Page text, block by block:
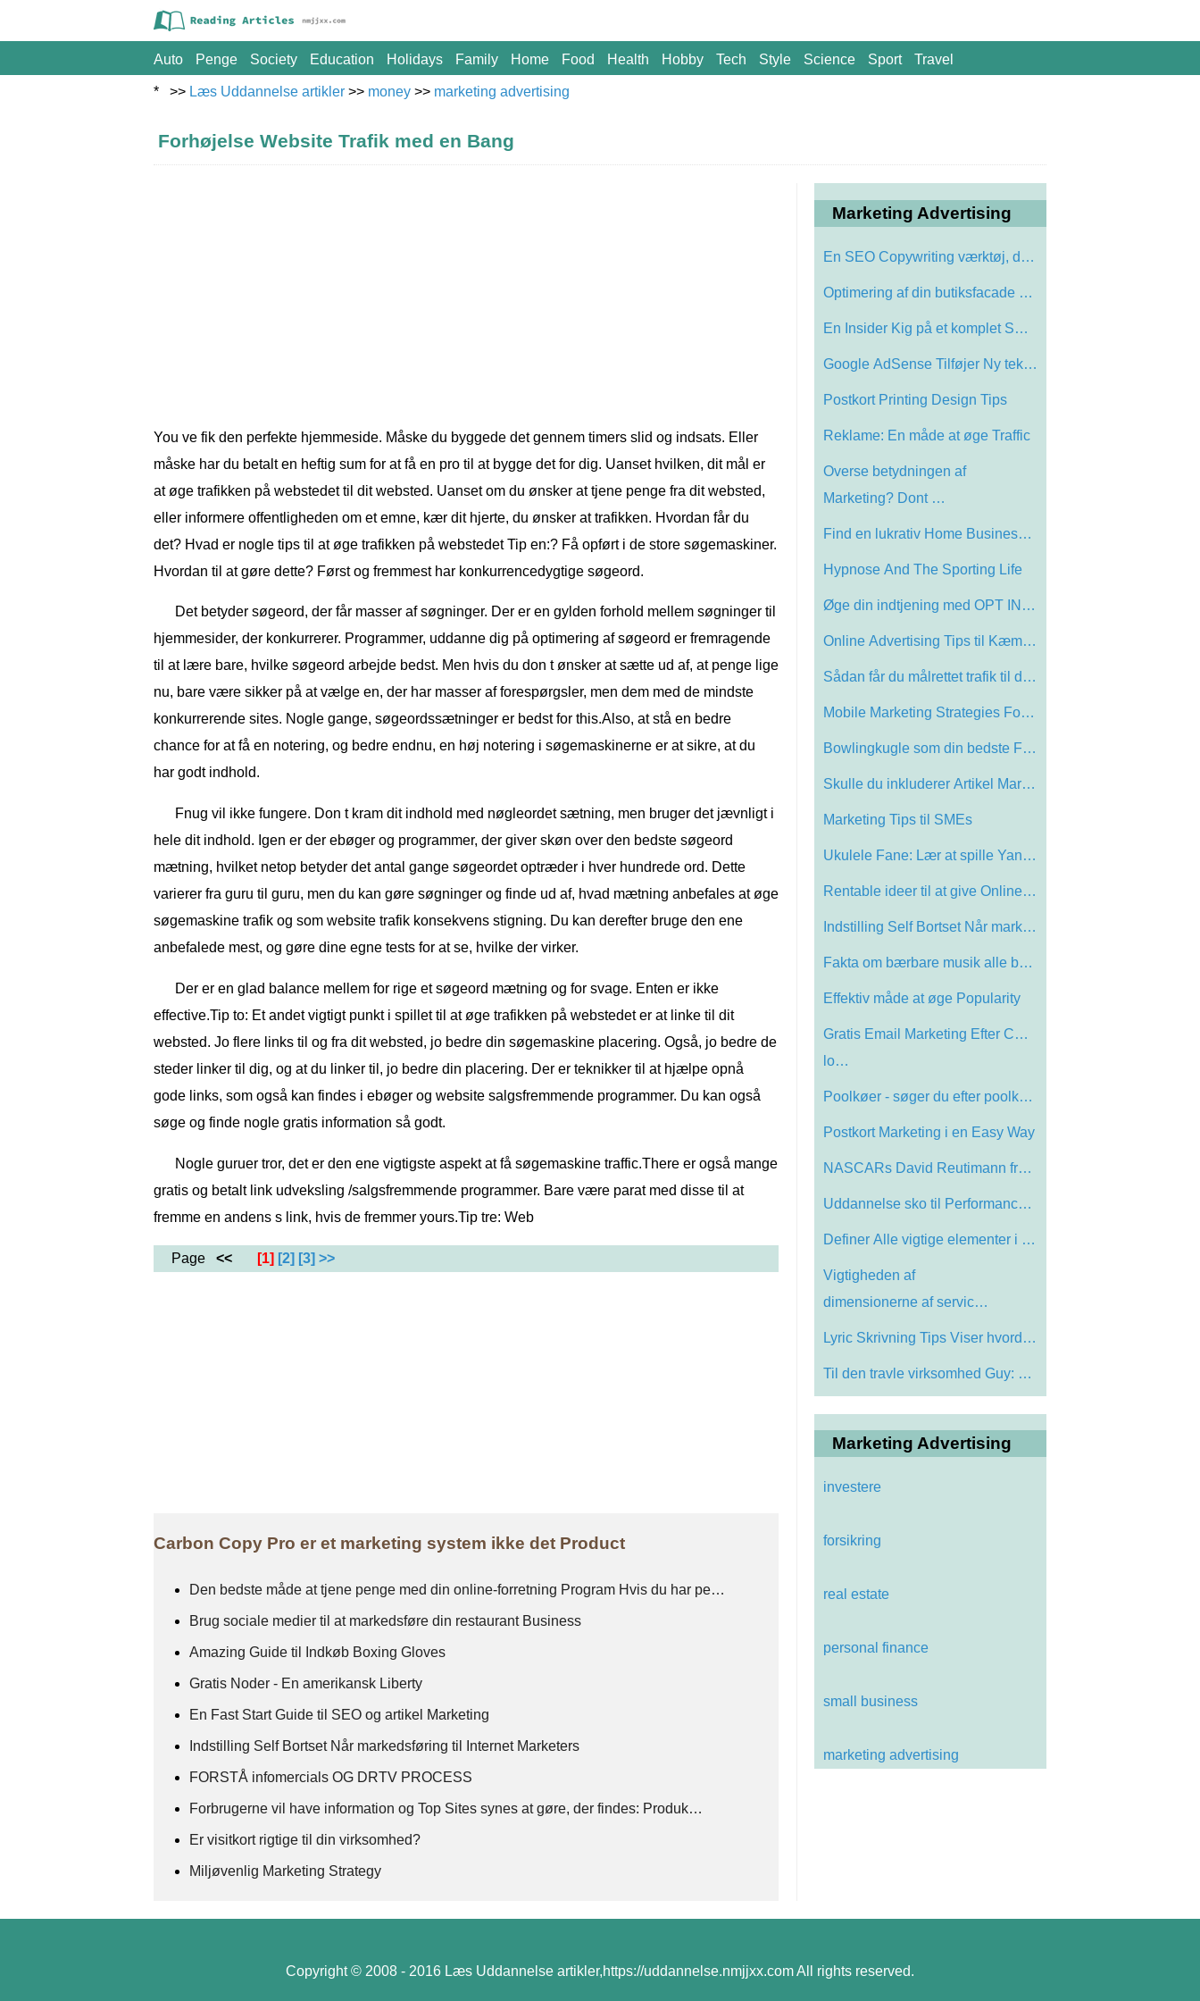
Auto Penge Society Education Holidays Family Home Food Health Hobby Tech Style Science Sport Travel
* >> Læs Uddannelse artikler >> money >> marketing advertising
Forhøjelse Website Trafik med en Bang
You ve fik den perfekte hjemmeside. Måske du byggede det gennem timers slid og indsats. Eller
måske har du betalt en heftig sum for at få en pro til at bygge det for dig. Uanset hvilken, dit mål er
at øge trafikken på webstedet til dit websted. Uanset om du ønsker at tjene penge fra dit websted,
eller informere offentligheden om et emne, kær dit hjerte, du ønsker at trafikken. Hvordan får du
det? Hvad er nogle tips til at øge trafikken på webstedet Tip en:? Få opført i de store søgemaskiner.
Hvordan til at gøre dette? Først og fremmest har konkurrencedygtige søgeord.
Det betyder søgeord, der får masser af søgninger. Der er en gylden forhold mellem søgninger til
hjemmesider, der konkurrerer. Programmer, uddanne dig på optimering af søgeord er fremragende
til at lære bare, hvilke søgeord arbejde bedst. Men hvis du don t ønsker at sætte ud af, at penge lige
nu, bare være sikker på at vælge en, der har masser af forespørgsler, men dem med de mindste
konkurrerende sites. Nogle gange, søgeordssætninger er bedst for this.Also, at stå en bedre
chance for at få en notering, og bedre endnu, en høj notering i søgemaskinerne er at sikre, at du
har godt indhold.
Fnug vil ikke fungere. Don t kram dit indhold med nøgleordet sætning, men bruger det jævnligt i
hele dit indhold. Igen er der ebøger og programmer, der giver skøn over den bedste søgeord
mætning, hvilket netop betyder det antal gange søgeordet optræder i hver hundrede ord. Dette
varierer fra guru til guru, men du kan gøre søgninger og finde ud af, hvad mætning anbefales at øge
søgemaskine trafik og som website trafik konsekvens stigning. Du kan derefter bruge den ene
anbefalede mest, og gøre dine egne tests for at se, hvilke der virker.
Der er en glad balance mellem for rige et søgeord mætning og for svage. Enten er ikke
effective.Tip to: Et andet vigtigt punkt i spillet til at øge trafikken på webstedet er at linke til dit
websted. Jo flere links til og fra dit websted, jo bedre din søgemaskine placering. Også, jo bedre de
steder linker til dig, og at du linker til, jo bedre din placering. Der er teknikker til at hjælpe opnå
gode links, som også kan findes i ebøger og website salgsfremmende programmer. Du kan også
søge og finde nogle gratis information så godt.
Nogle guruer tror, ​​det er den ene vigtigste aspekt at få søgemaskine traffic.There er også mange
gratis og betalt link udveksling /salgsfremmende programmer. Bare være parat med disse til at
fremme en andens s link, hvis de fremmer yours.Tip tre: Web
Page << [1] [2] [3] >>
Carbon Copy Pro er et marketing system ikke det Product
Den bedste måde at tjene penge med din online-forretning Program Hvis du har pe…
Brug sociale medier til at markedsføre din restaurant Business
Amazing Guide til Indkøb Boxing Gloves
Gratis Noder - En amerikansk Liberty
En Fast Start Guide til SEO og artikel Marketing
Indstilling Self Bortset Når markedsføring til Internet Marketers
FORSTÅ infomercials OG DRTV PROCESS
Forbrugerne vil have information og Top Sites synes at gøre, der findes: Produk…
Er visitkort rigtige til din virksomhed?
Miljøvenlig Marketing Strategy
Marketing Advertising
En SEO Copywriting værktøj, der kan ø…
Optimering af din butiksfacade Vinduer
En Insider Kig på et komplet SEO Packag…
Google AdSense Tilføjer Ny teknologi: R…
Postkort Printing Design Tips
Reklame: En måde at øge Traffic
Overse betydningen af ​​
Marketing? Dont …
Find en lukrativ Home Business 6 tips ti…
Hypnose And The Sporting Life
Øge din indtjening med OPT IN sider!
Online Advertising Tips til Kæmper Netv…
Sådan får du målrettet trafik til dit…
Mobile Marketing Strategies Forbedre Bus…
Bowlingkugle som din bedste Friend
Skulle du inkluderer Artikel Marketing m…
Marketing Tips til SMEs
Ukulele Fane: Lær at spille Yankee Dood…
Rentable ideer til at give Online Market…
Indstilling Self Bortset Når markedsfø…
Fakta om bærbare musik alle bør Know
Effektiv måde at øge Popularity
Gratis Email Marketing Efter CAN SPAM-
lo…
Poolkøer - søger du efter poolkøer
Postkort Marketing i en Easy Way
NASCARs David Reutimann fra dreng til Su…
Uddannelse sko til Performance: Kom Bala…
Definer Alle vigtige elementer i en arti…
Vigtigheden af ​​
dimensionerne af servic…
Lyric Skrivning Tips Viser hvordan man b…
Til den travle virksomhed Guy: Plakat Ud…
Marketing Advertising
investere
forsikring
real estate
personal finance
small business
marketing advertising
Copyright © 2008 - 2016 Læs Uddannelse artikler,https://uddannelse.nmjjxx.com All rights reserved.